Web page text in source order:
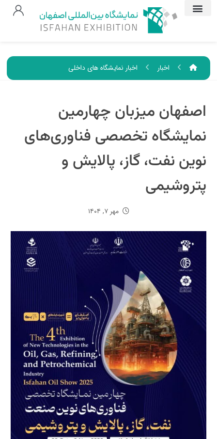
اخبار اخبار نمایشگاه های داخلی
اصفهان میزبان چهارمین
نمایشگاه تخصصی فناوری‌های
نوین نفت، گاز، پالایش و
پتروشیمی
مهر ۷, ۱۴۰۴